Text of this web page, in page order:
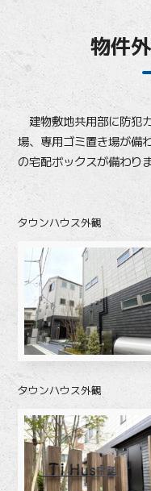
物件
建物敷地共用部に防犯
場、専用ゴミ置き場が備
の宅配ボックスが備わり
タウンハウス外観
タウンハウス外観